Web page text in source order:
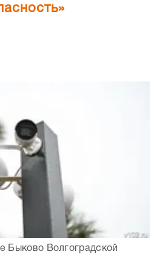
Быково Волгоградской